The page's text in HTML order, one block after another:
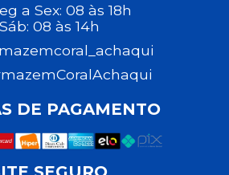
a Sex: 08 às 18h
Sáb: 08 às 14h
DE PAGAMENTO